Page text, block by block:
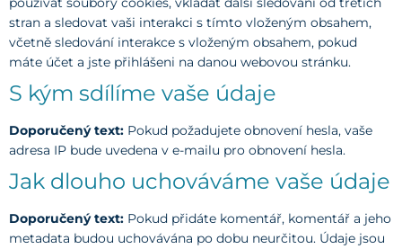
stran a sledovat vaši interakci s tímto vloženým obsahem,
včetně sledování interakce s vloženým obsahem, pokud
máte účet a jste přihlášeni na danou webovou stránku.
S kým sdílíme vaše údaje
Doporučený text: Pokud požadujete obnovení hesla, vaše
adresa IP bude uvedena v e-mailu pro obnovení hesla.
Jak dlouho uchováváme vaše údaje
Doporučený text: Pokud přidáte komentář, komentář a jeho
metadata budou uchovávána po dobu neurčitou. Údaje jsou